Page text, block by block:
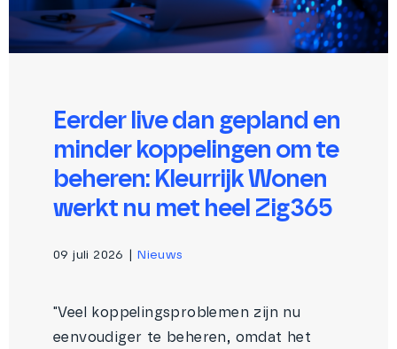
Eerder live dan gepland en
minder koppelingen om te
beheren: Kleurrijk Wonen
werkt nu met heel Zig365
09 juli 2026 Nieuws
"Veel koppelingsproblemen zijn nu
eenvoudiger te beheren, omdat het